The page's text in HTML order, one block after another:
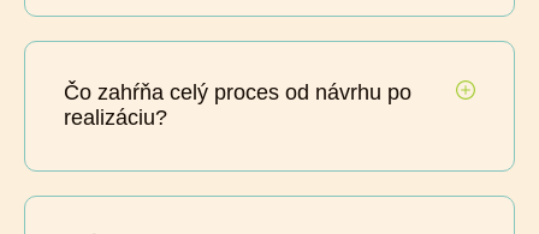
Čo zahŕňa celý proces od návrhu po
realizáciu?